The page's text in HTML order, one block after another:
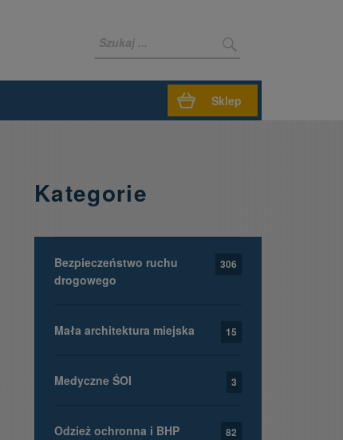
Sklep
Kategorie
Bezpieczeństwo ruchu
drogowego
306
Mała architektura miejska 15
Medyczne ŚOI 3
Odzież ochronna i BHP 82